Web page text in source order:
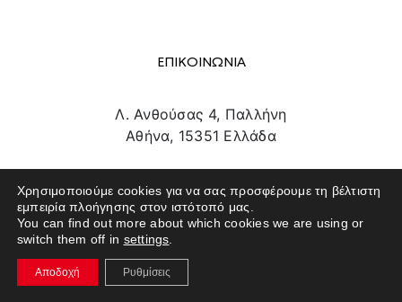
ΕΠΙΚΟΙΝΩΝΙΑ
Λ. Ανθούσας 4, Παλλήνη
Αθήνα, 15351 Ελλάδα
info@texpo.gr
211 180 1801
SITE MAP
Χρησιμοποιούμε cookies για να σας προσφέρουμε τη βέλτιστη
εμπειρία πλοήγησης στον ιστότοπό μας.
You can find out more about which cookies we are using or
switch them off in settings
Αποδοχή Ρυθμίσεις